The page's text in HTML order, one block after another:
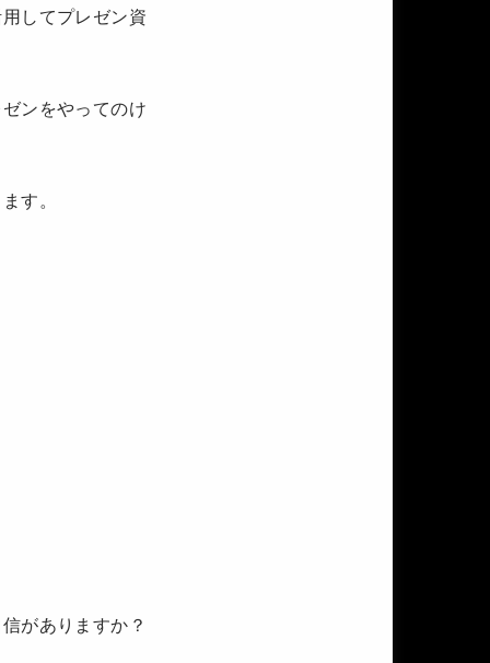
してプレゼン資
ンをやってのけ
す。
がありますか？